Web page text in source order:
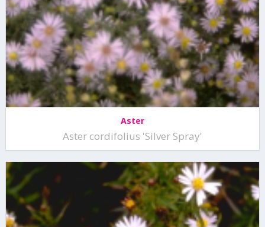
Aster
Aster cordifolius 'Silver Spray'